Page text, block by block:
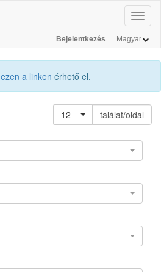
Bejelentkezés
ezen a linken érhető el.
12
találat/oldal